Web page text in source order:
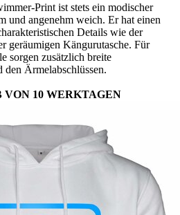
Print ist stets ein modischer
und angenehm weich. Er hat einen
Details wie der
geräumigen Kängurutasche. Für
sorgen zusätzlich breite
den Ärmelabschlüssen.
10 WERKTAGEN